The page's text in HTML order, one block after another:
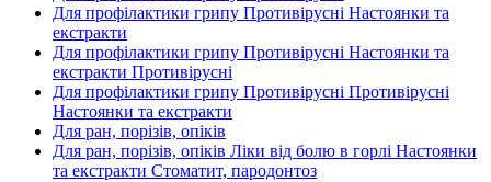
Для профілактики грипу Противірусні Настоянки та
екстракти
Для профілактики грипу Противірусні Настоянки та
екстракти Противірусні
Для профілактики грипу Противірусні Противірусні
Настоянки та екстракти
Для ран, порізів, опіків
Для ран, порізів, опіків Ліки від болю в горлі Настоянки
та екстракти Стоматит, пародонтоз